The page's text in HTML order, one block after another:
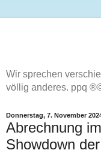
Wir sprechen
völlig anderes. ppq
Donnerstag, 7. November
Abrechnung
Showdown